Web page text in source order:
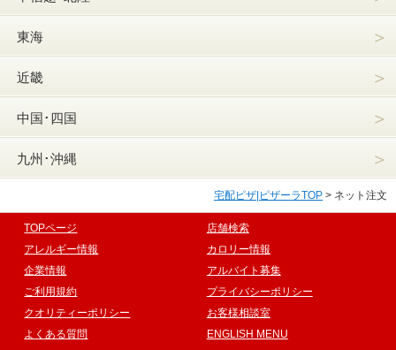
東海 ＞
近畿 ＞
中国･四国 ＞
九州･沖縄 ＞
宅配ピザ|ピザーラTOP > ネット注文
TOPページ
店舗検索
アレルギー情報
カロリー情報
企業情報
アルバイト募集
ご利用規約
プライバシーポリシー
クオリティーポリシー
お客様相談室
よくある質問
ENGLISH MENU